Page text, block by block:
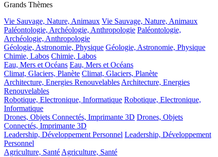
Grands Thèmes
Vie Sauvage, Nature, Animaux Vie Sauvage, Nature, Animaux
Paléontologie, Archéologie, Anthropologie Paléontologie,
Archéologie, Anthropologie
Géologie, Astronomie, Physique Géologie, Astronomie, Physique
Chimie, Labos Chimie, Labos
Eau, Mers et Océans Eau, Mers et Océans
Climat, Glaciers, Planète Climat, Glaciers, Planète
Architecture, Energies RenouvelablesArchitecture, Energies
Renouvelables
Robotique, Electronique, Informatique Robotique, Electronique,
Informatique
Drones, Objets Connectés, Imprimante 3D Drones, Objets
Connectés, Imprimante 3D
Leadership, Développement Personnel Leadership, Développement
Personnel
Agriculture, SantéAgriculture, Santé